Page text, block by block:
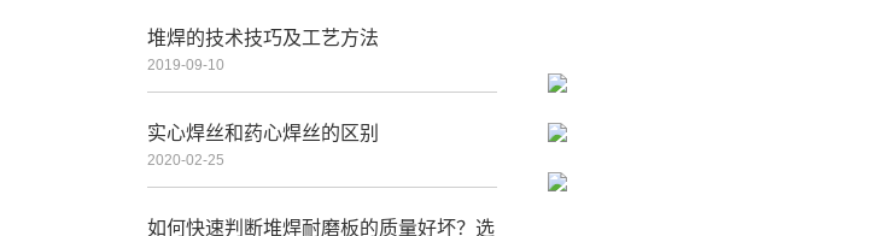
堆焊的技术技巧及工艺方法
2019-09-10
实心焊丝和药心焊丝的区别
2020-02-25
如何快速判断堆焊耐磨板的质量好坏？选